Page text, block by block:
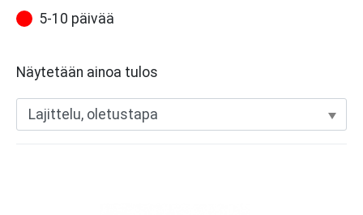
5-10 päivää
Näytetään ainoa tulos